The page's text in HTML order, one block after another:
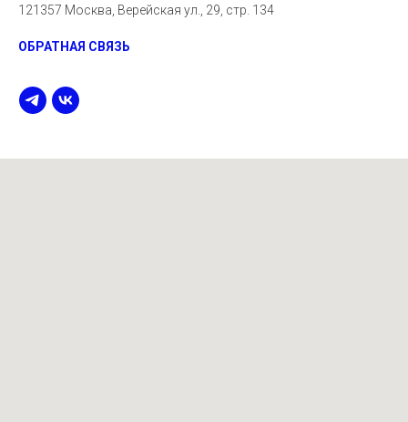
121357 Москва, Верейская ул., 29, стр. 134
ОБРАТНАЯ СВЯЗЬ